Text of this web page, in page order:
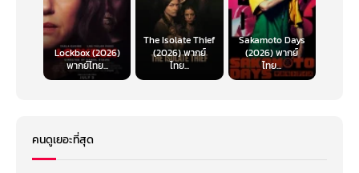
Lockbox (2026)
พากย์ไทย...
The Isolate Thief
(2026) พากย์
ไทย...
Sakamoto Days
(2026) พากย์
ไทย...
คนดูเยอะที่สุด